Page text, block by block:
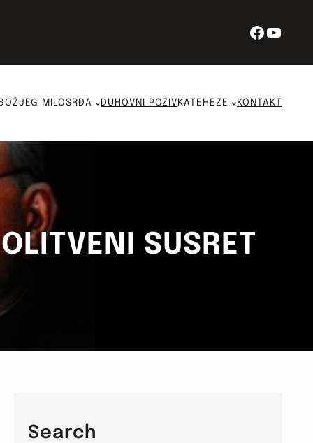
MILOSRĐA DUHOVNI POZIV KATEHEZE KONTAKT
SUSRET
Search